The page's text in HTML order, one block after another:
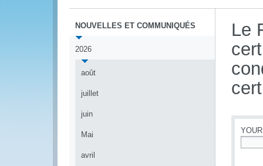
NOUVELLES ET COMMUNIQUÉS
2026
août
juillet
juin
Mai
avril
Le